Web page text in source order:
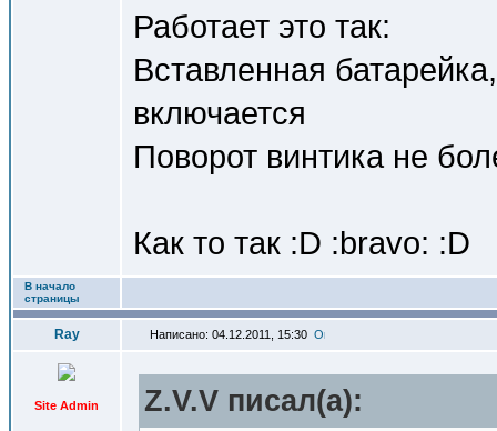
Работает это так:
Вставленная
включается
Поворот винтика не
Как то так :D :bravo: :D
В начало
страницы
Ray Написано: 04.12.2011, 15:30
Site Admin Z.V.V писал(a):